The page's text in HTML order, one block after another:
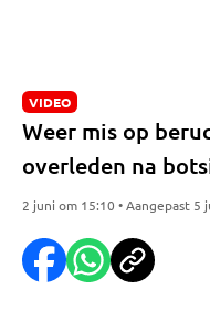
VIDEO
Weer mis op
overleden na
2 juni om 15:10 • Aangepast 5